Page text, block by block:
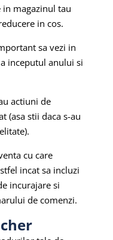
magazinul tau
in cos.
sa vezi in
inceputul anului si
actiuni de
(asa stii daca s-au
cu care
incat sa incluzi
incurajare si
de comenzi.